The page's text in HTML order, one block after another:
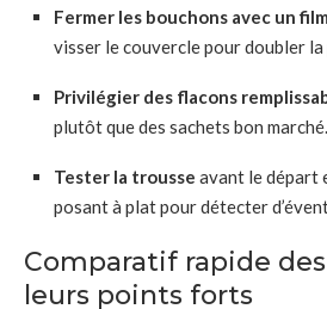
Fermer les bouchons avec un
visser le couvercle pour doubler
Privilégier des flacons
plutôt que des sachets bon marché.
Tester la trousse avant le départ
posant à plat pour détecter
Comparatif rapide
leurs points forts